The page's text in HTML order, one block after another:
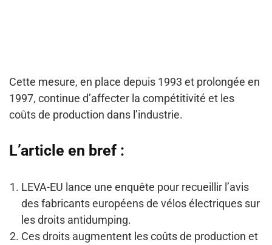
Cette mesure, en place depuis 1993 et prolongée en
1997, continue d’affecter la compétitivité et les
coûts de production dans l’industrie.
L’article en bref :
LEVA-EU lance une enquête pour recueillir l’avis
des fabricants européens de vélos électriques sur
les droits antidumping.
Ces droits augmentent les coûts de production et